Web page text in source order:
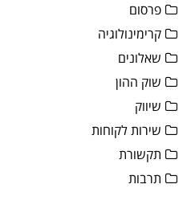
פרסום
קרימינולוגיה
שאלונים
שוק ההון
שיווק
שירות לקוחות
תקשורת
תרבות